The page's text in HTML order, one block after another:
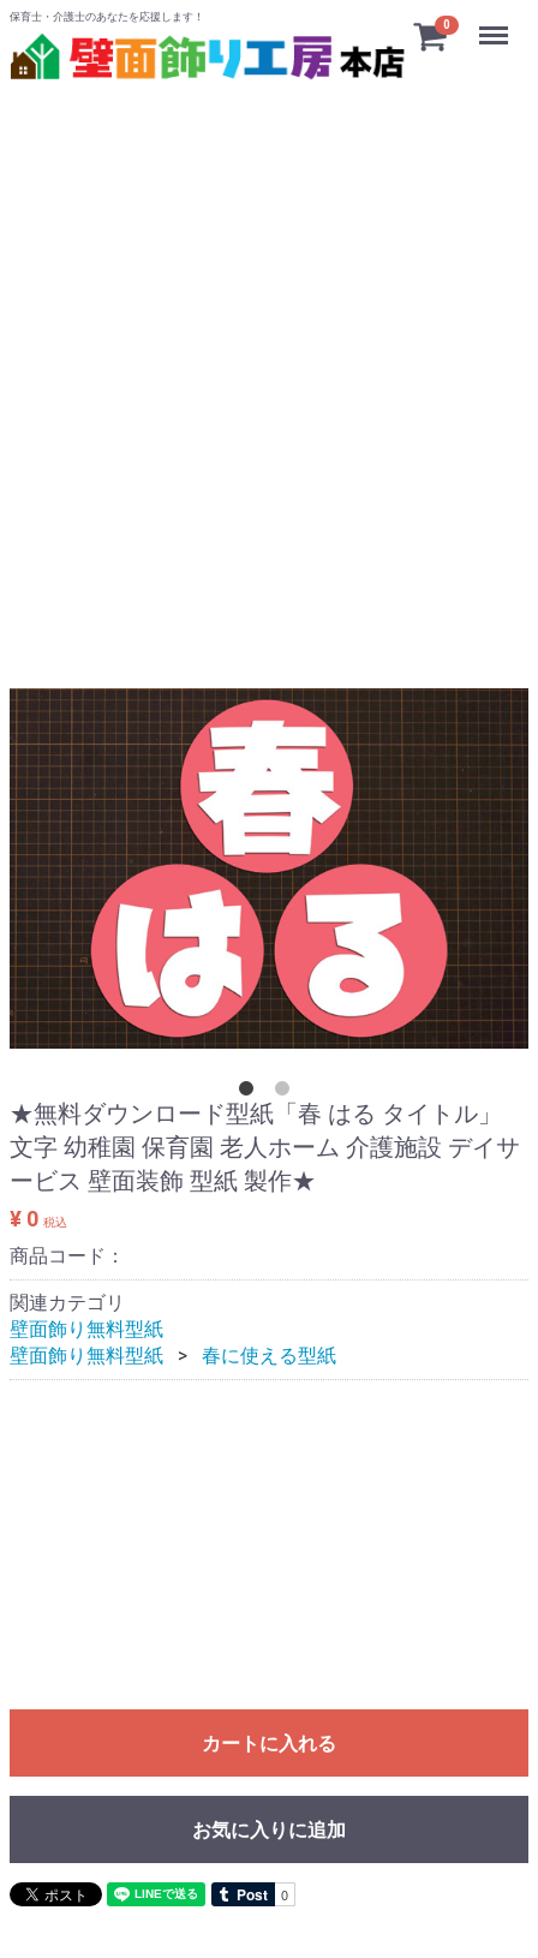
保育士・介護士のあなたを応援します！
0 Menu
★無料ダウンロード型紙「春 はる タイトル」
文字 幼稚園 保育園 老人ホーム 介護施設 デイサ
ービス 壁面装飾 型紙 製作★
¥ 0 税込
商品コード：
関連カテゴリ
壁面飾り無料型紙
壁面飾り無料型紙
春に使える型紙
カートに入れる
お気に入りに追加